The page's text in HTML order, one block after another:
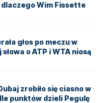
dlaczego Wim Fissette
głos po meczu w
o ATP i WTA niosą
zrobiło się ciasno w
punktów dzieli Pegulę